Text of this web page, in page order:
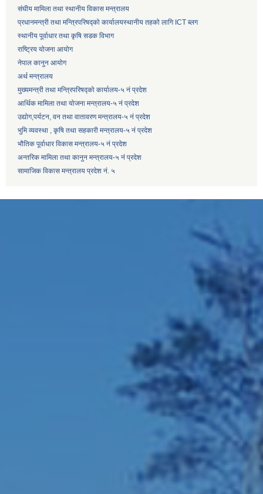
संघीय मामिला तथा स्थानीय विकास मन्त्रालय
प्रधानमन्त्री तथा मन्त्रिपरिषद्को कार्यालयस्थानीय तहको लागि ICT ब्लग
स्थानीय पूर्वाधार तथा कृषि सडक विभाग
राष्ट्रिय योजना आयोग
नेपाल कानुन आयोग
अर्थ मन्त्रालय
मुख्यमन्त्री तथा मन्त्रिपरिषद्को कार्यालय-५ नं प्रदेश
आर्थिक मामिला तथा योजना मन्त्रालय-५ नं प्रदेश
उद्याेग,पर्यटन, वन तथा वातावरण मन्त्रालय-५ नं प्रदेश
भुमि व्यवस्था , कृषि तथा सहकारी मन्त्रालय-५ नं प्रदेश
भौतिक पूर्वाधार विकास मन्त्रालय-५ नं प्रदेश
अन्तरिक मामिला तथा कानुन मन्त्रालय-५ नं प्रदेश
सामाजिक विकास मन्त्रालय प्रदेश नं. ५